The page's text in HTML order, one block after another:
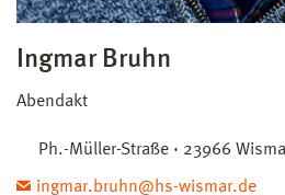
Ingmar Bruhn
Abendakt
Ph.-Müller-Straße · 23966
ingmar.bruhn@hs-wismar.de